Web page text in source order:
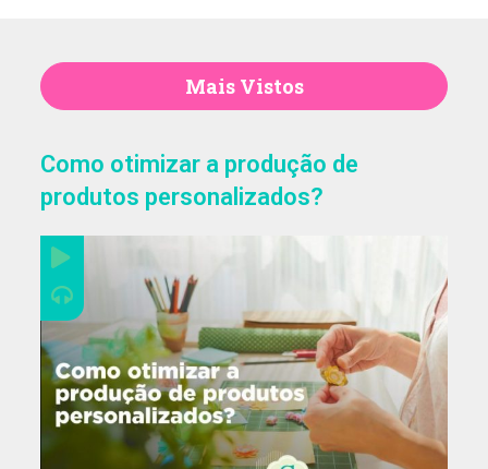
Carla Eschberger
Carol Pessoa
Ju Mirthes
Mais Vistos
Como otimizar a produção de
produtos personalizados?